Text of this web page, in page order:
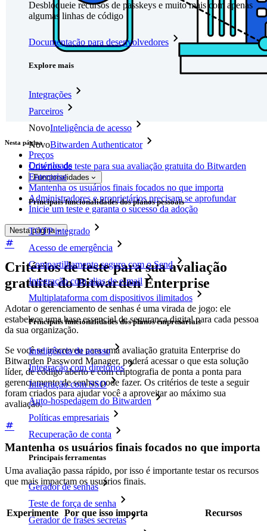
Desbloqueie recursos de passkeys e muito mais com apenas
algumas linhas de código
Documentação para desenvolvedores
Explore mais
Integrações
Parceiros
NovoInteligência de acesso
NovoBitwarden Authenticator
Preços
Downloads
Funcionalidades
Principais funcionalidades dos planos pessoais
TOTP integrado
Acesso de emergência
Compartilhamento seguro com o Send
Integração com alias de e-mail
Multiplataforma com dispositivos ilimitados
Principais funcionalidades dos planos empresariais
Inteligência de acesso
Integração com diretórios
Integração com SSO
Auto-hospedagem do Bitwarden
Políticas empresariais
Recuperação de conta
Principais ferramentas
Gerador de senhas
Teste de força de senha
Gerador de frases secretas
Nesta página
Critérios de teste para sua avaliação gratuita do Bitwarden
Enterprise
Mantenha os usuários finais focados no que importa
Administradores e proprietários precisam se aprofundar
Inicie um teste e garanta o sucesso da adoção
Nesta página
Critérios de teste para sua avaliação
gratuita do Bitwarden Enterprise
Adotar o gerenciamento de senhas é uma virada de jogo: ele
estabelece uma base essencial de segurança digital para cada pessoa
da sua organização.
Se você se inscreveu para uma avaliação gratuita Enterprise do
Bitwarden Password Manager, poderá acessar o que esta solução
líder, de código aberto e com criptografia de ponta a ponta para
gerenciamento de senhas pode fazer. Os critérios de teste a seguir
foram criados para ajudar você a aproveitar ao máximo sua
avaliação.
Mantenha os usuários finais focados no que importa
Uma avaliação passa rápido, por isso é importante testar os recursos
que mais impactam os usuários finais.
Experimente Por que isso importa Recursos